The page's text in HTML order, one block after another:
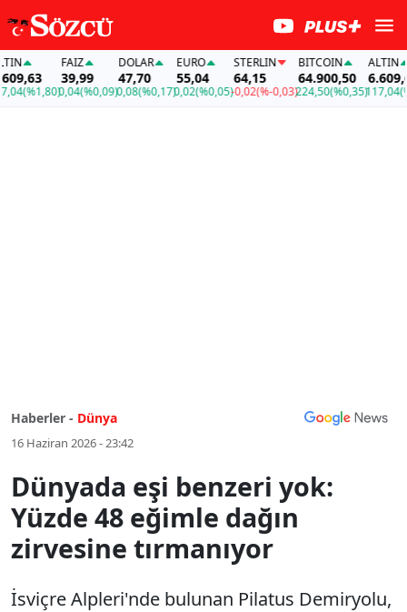
(%1,80)
FAİZ
39,99
0,04(%0,09)
DOLAR
47,70
0,08(%0,17)
EURO
55,04
0,02(%0,05)
STERLIN
64,15
-0,02(%-0,03)
BITCOIN
64.900,50
224,50(%0,35)
ALTIN
6.609,63
117,04
Haberler - Dünya
16 Haziran 2026 - 23:42
Dünyada eşi benzeri yok:
Yüzde 48 eğimle dağın
zirvesine tırmanıyor
İsviçre Alpleri'nde bulunan Pilatus Demiryolu,